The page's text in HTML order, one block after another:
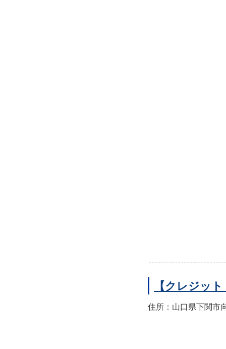
【クレジッ
住所：山口県下関市